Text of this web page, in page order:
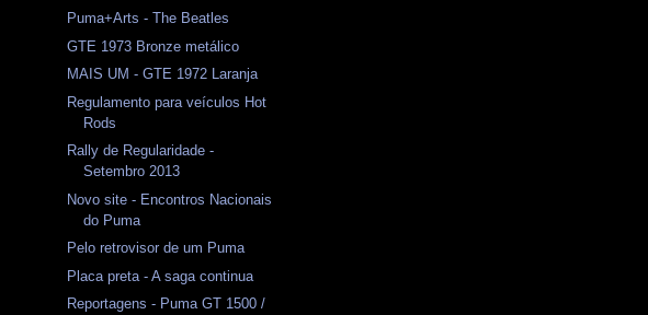
Puma+Arts - The Beatles
GTE 1973 Bronze metálico
MAIS UM - GTE 1972 Laranja
Regulamento para veículos Hot
Rods
Rally de Regularidade -
Setembro 2013
Novo site - Encontros Nacionais
do Puma
Pelo retrovisor de um Puma
Placa preta - A saga continua
Reportagens - Puma GT 1500 /